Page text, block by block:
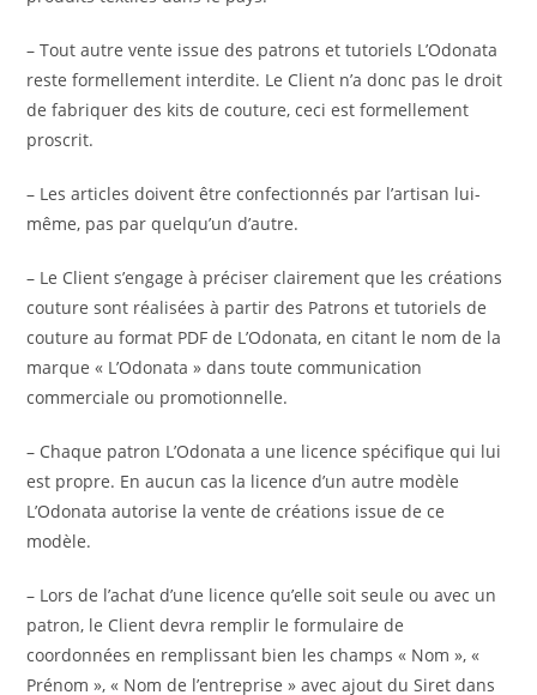
– Tout autre vente issue des patrons et tutoriels L’Odonata
reste formellement interdite. Le Client n’a donc pas le droit
de fabriquer des kits de couture, ceci est formellement
proscrit.
– Les articles doivent être confectionnés par l’artisan lui-
même, pas par quelqu’un d’autre.
– Le Client s’engage à préciser clairement que les créations
couture sont réalisées à partir des Patrons et tutoriels de
couture au format PDF de L’Odonata, en citant le nom de la
marque « L’Odonata » dans toute communication
commerciale ou promotionnelle.
– Chaque patron L’Odonata a une licence spécifique qui lui
est propre. En aucun cas la licence d’un autre modèle
L’Odonata autorise la vente de créations issue de ce
modèle.
– Lors de l’achat d’une licence qu’elle soit seule ou avec un
patron, le Client devra remplir le formulaire de
coordonnées en remplissant bien les champs « Nom », «
Prénom », « Nom de l’entreprise » avec ajout du Siret dans